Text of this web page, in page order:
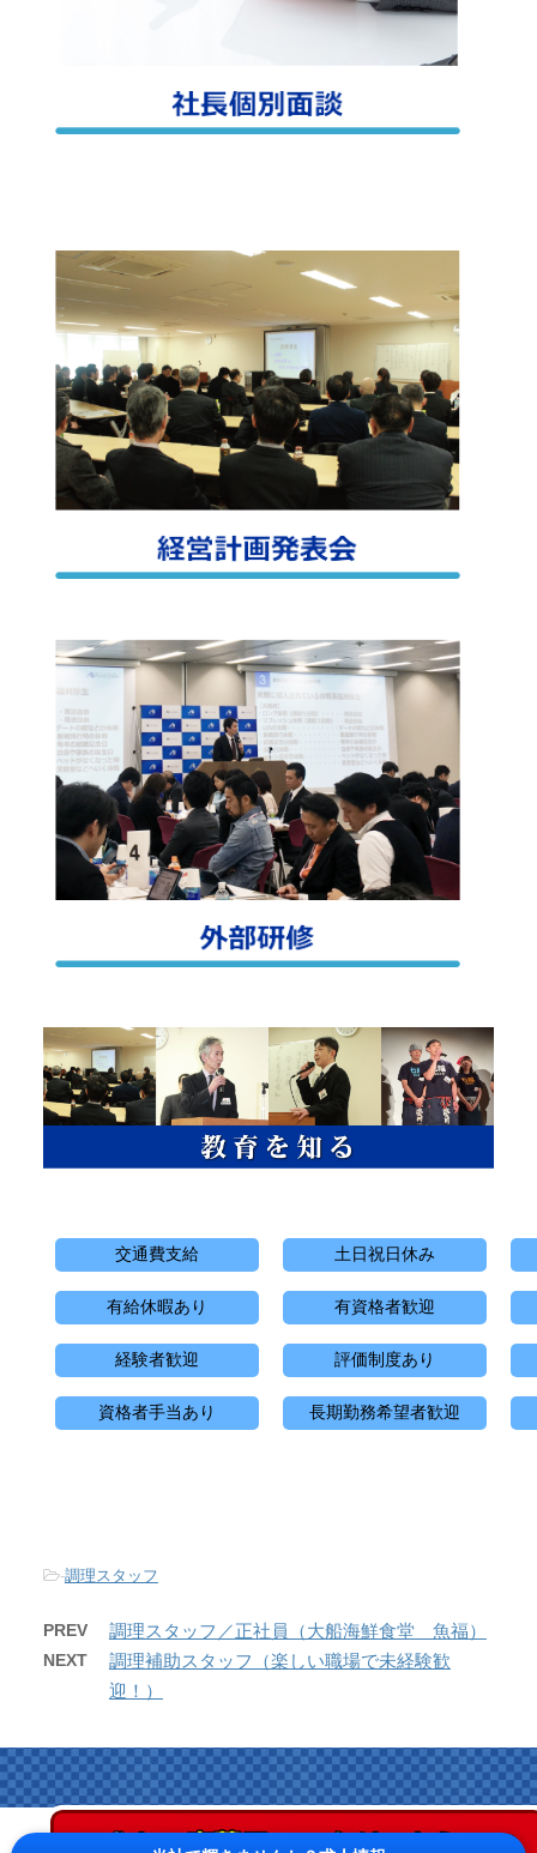
交通費支給 土日祝日休み
有給休暇あり 有資格者歓迎
経験者歓迎 評価制度あり
資格者手当あり 長期勤務希望者歓迎
-調理スタッフ
PREV 調理スタッフ／正社員（大船海鮮食堂 魚福）
NEXT
調理補助スタッフ（楽しい職場で未経験歓
迎！）